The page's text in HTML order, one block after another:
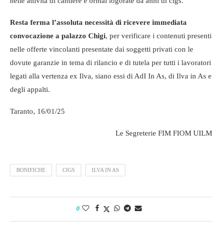
Resta ferma l’assoluta necessità di ricevere immediata
convocazione a palazzo Chigi, per verificare i contenuti presenti
nelle offerte vincolanti presentate dai soggetti privati con le
dovute garanzie in tema di rilancio e di tutela per tutti i lavoratori
legati alla vertenza ex Ilva, siano essi di AdI In As, di Ilva in As e
degli appalti.
Taranto, 16/01/25
Le Segreterie FIM FIOM UILM
BONIFICHE CIGS ILVA IN AS
0